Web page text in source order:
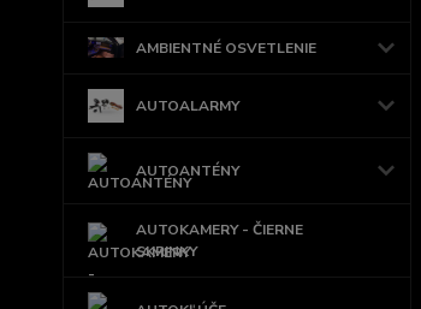
AMBIENTNÉ OSVETLENIE
AUTOALARMY
AUTOANTÉNY
AUTOKAMERY - ČIERNE
SKRINKY